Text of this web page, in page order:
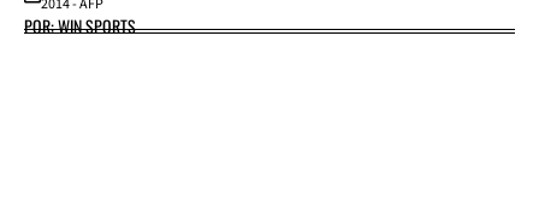
POR: WIN SPORTS